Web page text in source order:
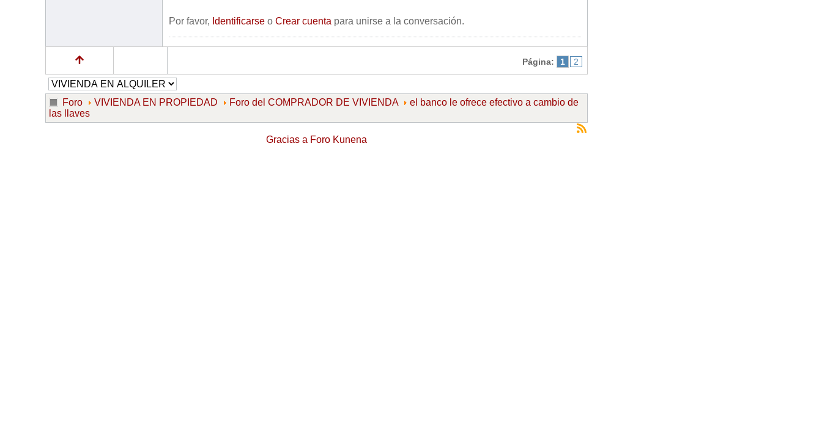
Por favor, Identificarse o Crear cuenta para unirse a la conversación.
Página: 1 2
Foro VIVIENDA EN PROPIEDAD Foro del COMPRADOR DE VIVIENDA
el banco le ofrece efectivo a cambio de
las llaves
Gracias a Foro Kunena